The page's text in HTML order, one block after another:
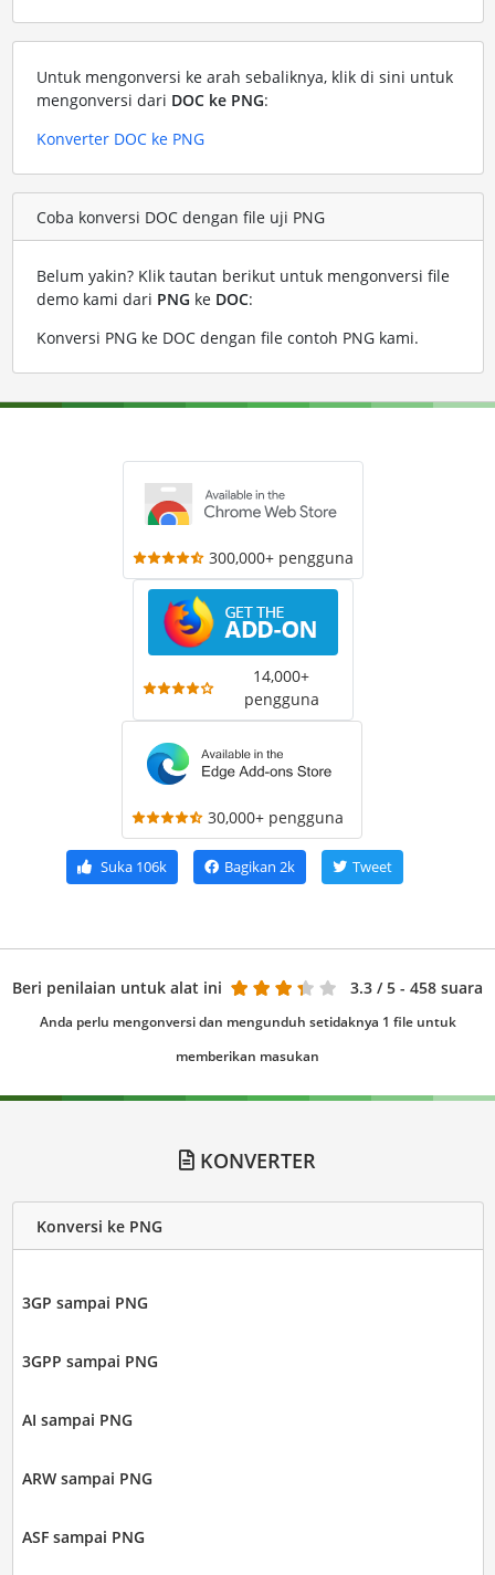
Untuk mengonversi ke arah sebaliknya, klik di sini untuk
mengonversi dari DOC ke PNG:
Konverter DOC ke PNG
Coba konversi DOC dengan file uji PNG
Belum yakin? Klik tautan berikut untuk mengonversi file
demo kami dari PNG ke DOC:
Konversi PNG ke DOC dengan file contoh PNG kami.
300,000+ pengguna
14,000+
pengguna
30,000+ pengguna
Suka106k Bagikan 2k Tweet
Beri penilaian untuk alat ini 3.3 / 5 - 458 suara
Anda perlu mengonversi dan mengunduh setidaknya 1 file untuk
memberikan masukan
KONVERTER
Konversi ke PNG
3GP sampai PNG
3GPP sampai PNG
AI sampai PNG
ARW sampai PNG
ASF sampai PNG